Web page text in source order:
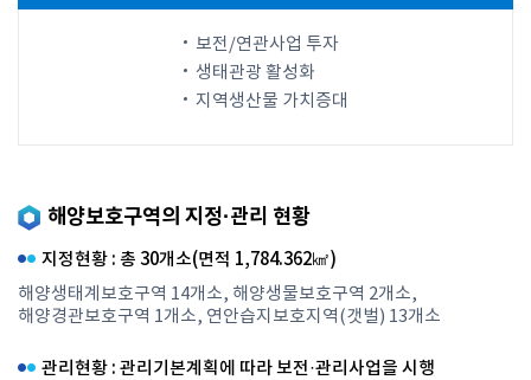
보전/연관사업 투자
생태관광 활성화
지역생산물 가치증대
해양보호구역의 지정·관리 현황
지정현황 : 총 30개소(면적 1,784.362㎢)
해양생태계보호구역 14개소, 해양생물보호구역 2개소,
해양경관보호구역 1개소, 연안습지보호지역(갯벌) 13개소
관리현황 : 관리기본계획에 따라 보전·관리사업을 시행